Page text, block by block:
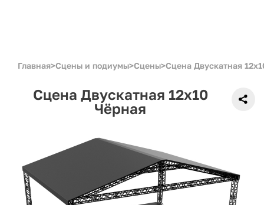
Главная>Сцены и подиумы>Сцены>Сцена Двускатная
Сцена Двускатная 12x10
Чёрная